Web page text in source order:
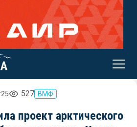
527 ВМФ
проект арктического